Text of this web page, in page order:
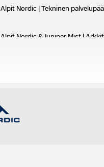
Alpit Nordic | Tekninen
Alpit Nordic & Juniper Mist |
Alpit Nordic & Juniper Mist | SLE